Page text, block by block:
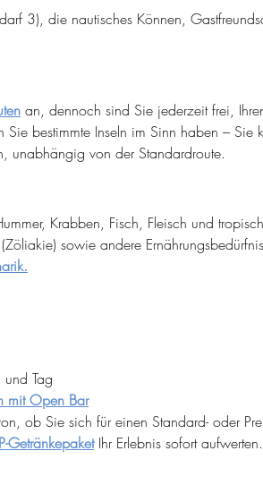
3), die nautisches Können,
an, dennoch sind Sie jederzeit frei,
bestimmte Inseln im Sinn haben – Sie
unabhängig von der Standardroute.
Krabben, Fisch, Fleisch und
sowie andere
Tag
mit Open Bar
ob Sie sich für einen Standard- oder
Getränkepaket Ihr Erlebnis sofort aufwerten.